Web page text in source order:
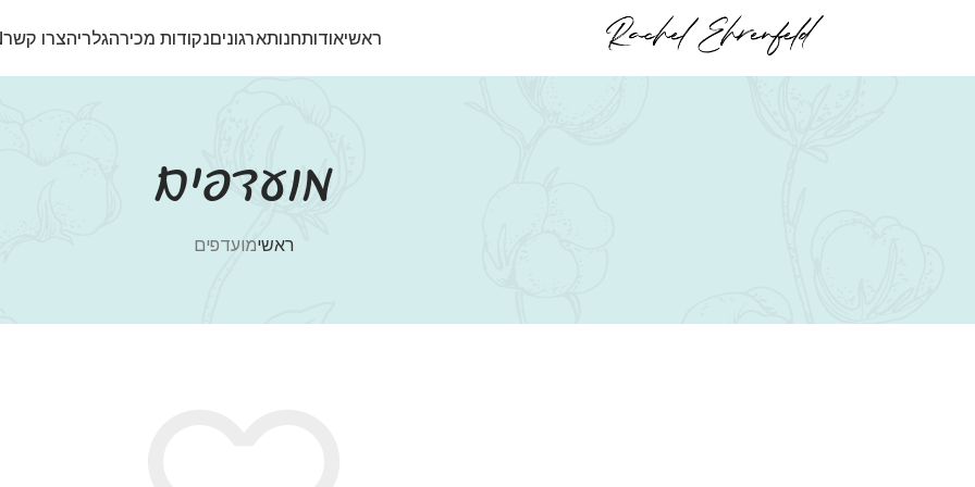
ראשיאודותחנותארגוניםנקודות מכירהגלריהצרו קשר
מועדפים
ראשימועדפים